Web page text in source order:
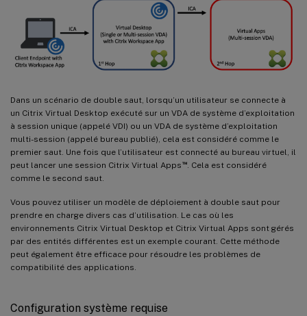
Dans un scénario de double saut, lorsqu’un utilisateur se connecte à
un Citrix Virtual Desktop exécuté sur un VDA de système d’exploitation
à session unique (appelé VDI) ou un VDA de système d’exploitation
multi-session (appelé bureau publié), cela est considéré comme le
premier saut. Une fois que l’utilisateur est connecté au bureau virtuel, il
peut lancer une session Citrix Virtual Apps ™. Cela est considéré
comme le second saut.
Vous pouvez utiliser un modèle de déploiement à double saut pour
prendre en charge divers cas d’utilisation. Le cas où les
environnements Citrix Virtual Desktop et Citrix Virtual Apps sont gérés
par des entités différentes est un exemple courant. Cette méthode
peut également être efficace pour résoudre les problèmes de
compatibilité des applications.
Configuration système requise